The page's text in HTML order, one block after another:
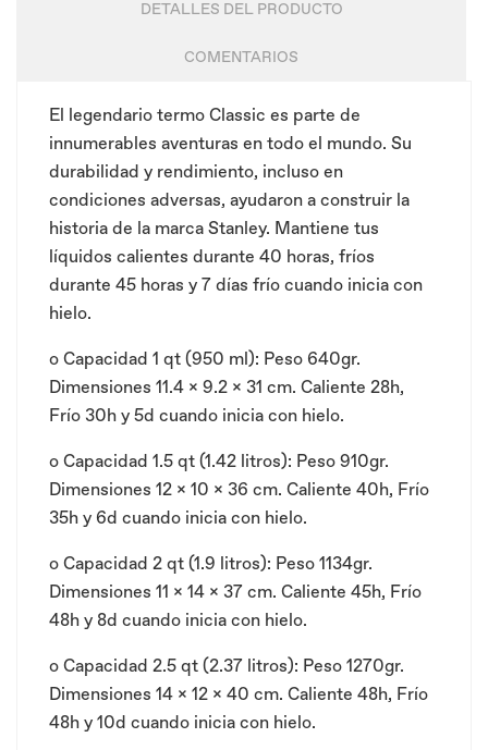
DETALLES DEL PRODUCTO
COMENTARIOS
El legendario termo Classic es parte de
innumerables aventuras en todo el mundo. Su
durabilidad y rendimiento, incluso en
condiciones adversas, ayudaron a construir la
historia de la marca Stanley. Mantiene tus
líquidos calientes durante 40 horas, fríos
durante 45 horas y 7 días frío cuando inicia con
hielo.
o Capacidad 1 qt (950 ml): Peso 640gr.
Dimensiones 11.4 x 9.2 x 31 cm. Caliente 28h,
Frío 30h y 5d cuando inicia con hielo.
o Capacidad 1.5 qt (1.42 litros): Peso 910gr.
Dimensiones 12 x 10 x 36 cm. Caliente 40h, Frío
35h y 6d cuando inicia con hielo.
o Capacidad 2 qt (1.9 litros): Peso 1134gr.
Dimensiones 11 x 14 x 37 cm. Caliente 45h, Frío
48h y 8d cuando inicia con hielo.
o Capacidad 2.5 qt (2.37 litros): Peso 1270gr.
Dimensiones 14 x 12 x 40 cm. Caliente 48h, Frío
48h y 10d cuando inicia con hielo.